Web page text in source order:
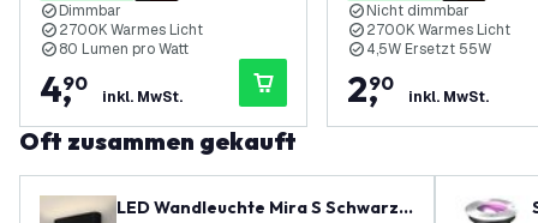
Dimmbar
2700K Warmes Licht
80 Lumen pro Watt
4,
90
inkl. MwSt.
Nicht dimmbar
2700K Warmes Licht
4,5W Ersetzt 55W
2,
90
inkl. MwSt.
Oft zusammen gekauft
LED Wandleuchte Mira S Schwarz -